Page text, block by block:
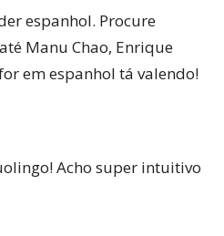
espanhol. Procure
Manu Chao, Enrique
em espanhol tá valendo!
Acho super intuitivo